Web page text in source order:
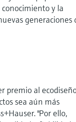
y la
generaciones
premio al
sea aún más
"Por ello,